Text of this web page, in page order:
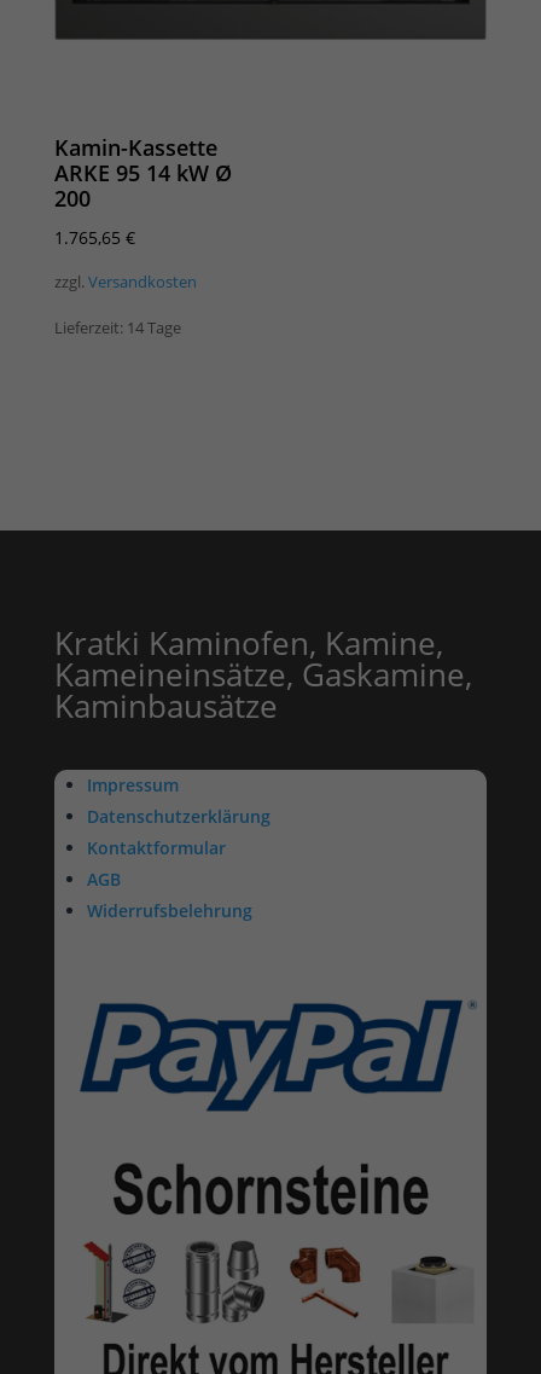
Kamin-Kassette
ARKE 95 14 kW Ø
200
1.765,65 €
zzgl. Versandkosten
Lieferzeit: 14 Tage
Kratki Kaminofen, Kamine,
Kameineinsätze, Gaskamine,
Kaminbausätze
Impressum
Datenschutzerklärung
Kontaktformular
AGB
Widerrufsbelehrung